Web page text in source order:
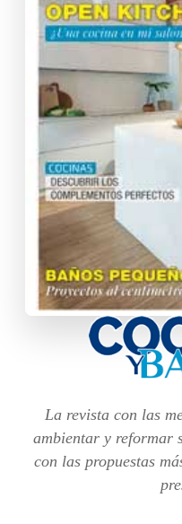
La revista con las
ambientar y reformar
con las propuestas